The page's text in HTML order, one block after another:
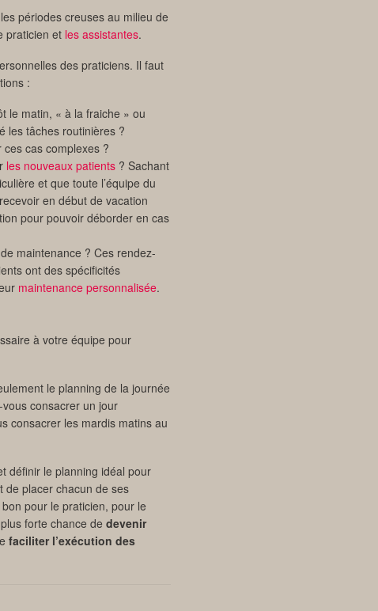
périodes creuses au milieu de
praticien et les assistantes.
des praticiens. Il faut
:
le matin, « à la fraiche » ou
les tâches routinières ?
cas complexes ?
les nouveaux patients ? Sachant
et que toute l’équipe du
en début de vacation
pour pouvoir déborder en cas
maintenance ? Ces rendez-
ont des spécificités
maintenance personnalisée.
à votre équipe pour
le planning de la journée
consacrer un jour
consacrer les mardis matins au
définir le planning idéal pour
de placer chacun de ses
pour le praticien, pour le
forte chance de devenir
faciliter l’exécution des